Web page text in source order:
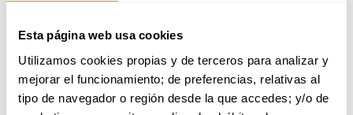
Esta página web usa cookies
Utilizamos cookies propias y de terceros para analizar y
mejorar el funcionamiento; de preferencias, relativas al
tipo de navegador o región desde la que accedes; y/o de
(Online)
Volver a Oferta Formativa